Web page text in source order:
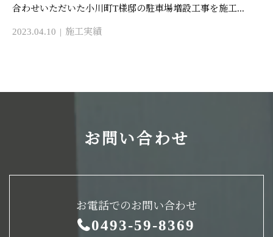
合わせいただいた小川町T様邸の駐車場増設工事を施工...
2023.04.10 施工実績
お問い合わせ
お電話でのお問い合わせ
0493-59-8369